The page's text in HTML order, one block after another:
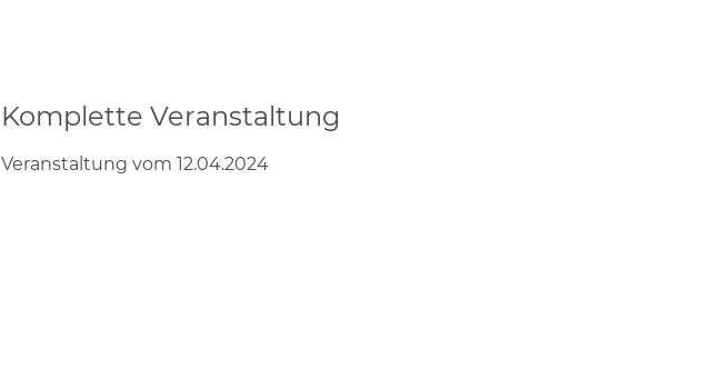
Komplette Veranstaltung
Veranstaltung vom 12.04.2024